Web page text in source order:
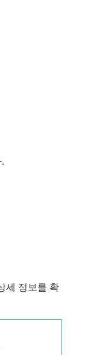
세 정보를 확